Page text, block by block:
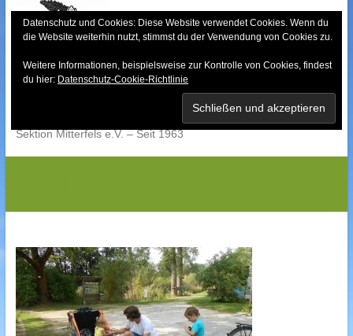
content
Bayerischer Wald-
Sektion Mitterfels e.V. – Seit 1963
Datenschutz und Cookies: Diese Website verwendet Cookies. Wenn du
die Website weiterhin nutzt, stimmst du der Verwendung von Cookies zu.
Weitere Informationen, beispielsweise zur Kontrolle von Cookies, findest
du hier: Datenschutz-Cookie-Richtlinie